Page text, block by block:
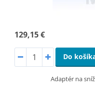
129,15 €
Do
Adaptér na